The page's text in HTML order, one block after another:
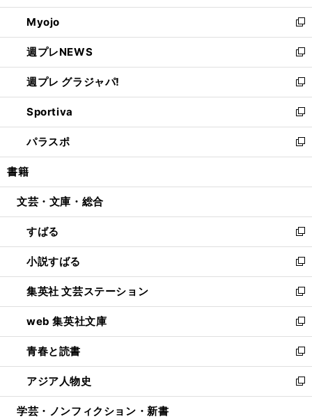
開
く
ウ
で
開
く
ン
ド
ウ
で
開
く
ウ
ィ
ン
ド
ウ
で
開
く
Myojo
新
し
い
ウ
ィ
ン
ド
ウ
で
開
週プレNEWS
新
し
い
ウ
ィ
ン
ド
ウ
開
週プレ グラジャパ!
新
し
い
ウ
ィ
ン
ウ
開
く
Sportiva
新
し
い
ウ
ン
ウ
で
開
く
パラスポ
新
し
ウ
ン
ド
ウ
で
開
く
書籍
文芸・文庫・総合
すばる
新
し
い
ウ
ィ
ン
ド
ウ
で
開
く
小説すばる
新
し
い
ウ
ィ
ン
ド
ウ
で
開
集英社 文芸ステーション
新
し
い
ウ
ィ
ン
ド
ウ
web 集英社文庫
新
し
い
ウ
ィ
ン
青春と読書
新
し
い
ウ
アジア人物史
新
し
学芸・ノンフィクション・新書